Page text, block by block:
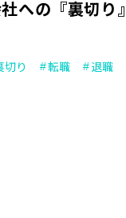
への『裏切り』
切り 転職 退職